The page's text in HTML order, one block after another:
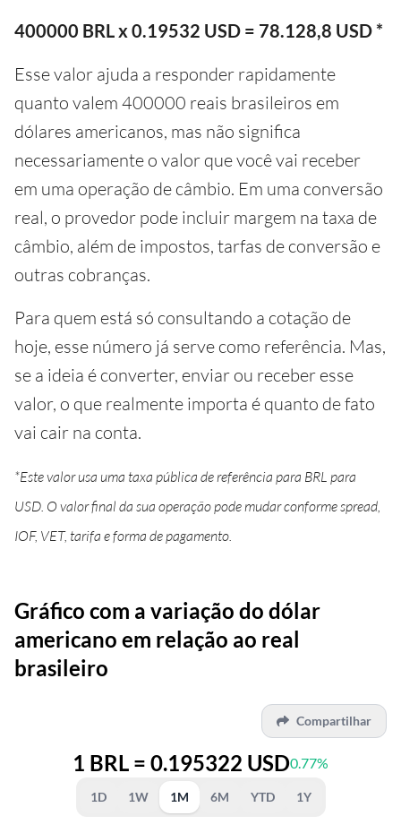
400000 BRL x 0.19532 USD = 78.128,8 USD *
Esse valor ajuda a responder rapidamente
quanto valem 400000 reais brasileiros em
dólares americanos, mas não significa
necessariamente o valor que você vai receber
em uma operação de câmbio. Em uma conversão
real, o provedor pode incluir margem na taxa de
câmbio, além de impostos, tarfas de conversão e
outras cobranças.
Para quem está só consultando a cotação de
hoje, esse número já serve como referência. Mas,
se a ideia é converter, enviar ou receber esse
valor, o que realmente importa é quanto de fato
vai cair na conta.
*Este valor usa uma taxa pública de referência para BRL para
USD. O valor final da sua operação pode mudar conforme spread,
IOF, VET, tarifa e forma de pagamento.
Gráfico com a variação do dólar
americano em relação ao real
brasileiro
Compartilhar
1 BRL = 0.195322 USD0.77%
1D 1W 1M 6M YTD 1Y